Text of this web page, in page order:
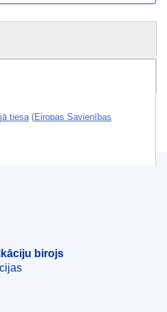
tiesa (Eiropas Savienības
birojs
birojs